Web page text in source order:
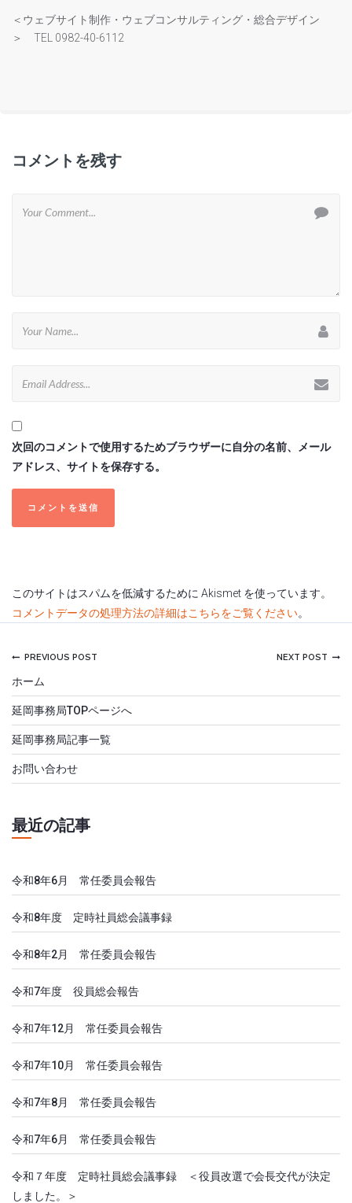
＜ウェブサイト制作・ウェブコンサルティング・総合デザイン
＞ TEL 0982-40-6112
コメントを残す
次回のコメントで使用するためブラウザーに自分の名前、メール
アドレス、サイトを保存する。
このサイトはスパムを低減するために Akismet を使っています。
コメントデータの処理方法の詳細はこちらをご覧ください。
PREVIOUS POST NEXT POST
ホーム
延岡事務局TOPページへ
延岡事務局記事一覧
お問い合わせ
最近の記事
令和8年6月 常任委員会報告
令和8年度 定時社員総会議事録
令和8年2月 常任委員会報告
令和7年度 役員総会報告
令和7年12月 常任委員会報告
令和7年10月 常任委員会報告
令和7年8月 常任委員会報告
令和7年6月 常任委員会報告
令和７年度 定時社員総会議事録 ＜役員改選で会長交代が決定
しました。＞